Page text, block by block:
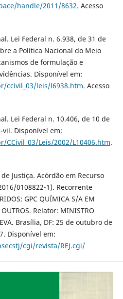
handle/2011/8632. Acesso
Lei Federal n. 6.938, de 31 de
a Política Nacional do Meio
de formulação e
Disponível em:
ccivil_03/leis/l6938.htm. Acesso
Lei Federal n. 10.406, de 10 de
vil. Disponível em:
Leis/2002/L10406.htm.
Justiça. Acórdão em Recurso
0108822-1). Recorrente
GPC QUÍMICA S/A EM
OUTROS. Relator: MINISTRO
Brasília, DF: 25 de outubro de
Disponível em:
cgi/revista/REJ.cgi/